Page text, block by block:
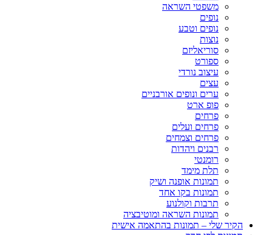
משפטי השראה
נופים
נופים וטבע
נוצות
סוריאליזם
ספורט
עיצוב נורדי
עצים
ערים ונופים אורבניים
פופ ארט
פרחים
פרחים ועלים
פרחים וצמחים
רבנים ויהדות
רומנטי
תלת מימד
תמונות אופנה ושיק
תמונות בקו אחד
תרבות וקולנוע
תמונות השראה ומוטיבציה
הקיר שלי – תמונות בהתאמה אישית